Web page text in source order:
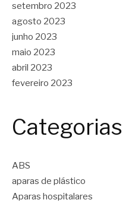
setembro 2023
agosto 2023
junho 2023
maio 2023
abril 2023
fevereiro 2023
Categorias
ABS
aparas de plástico
Aparas hospitalares